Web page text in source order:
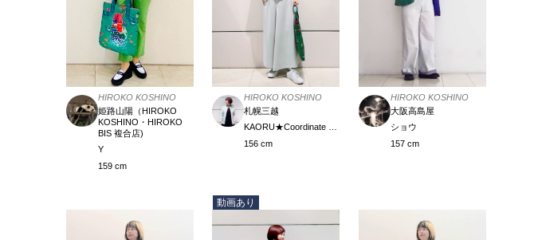
HIROKO KOSHINO
姫路山陽（HIROKO
KOSHINO・HIROKO
BIS 複合店)
Y
159 cm
HIROKO KOSHINO
札幌三越
156 cm
HIROKO KOSHINO
大阪高島屋
ショウ
157 cm
動画あり